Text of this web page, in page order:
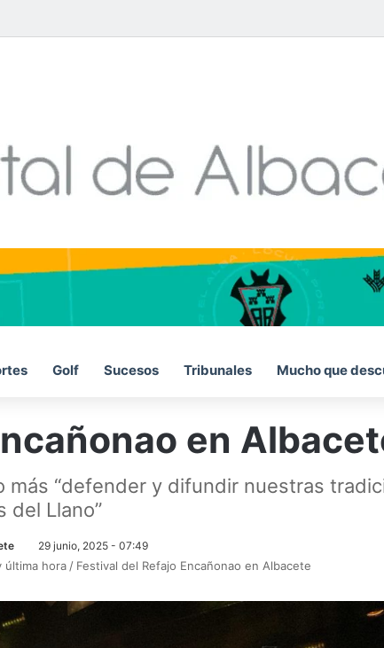
Golf Sucesos Tribunales Mucho que
en
más “defender y difundir nuestras
del Llano”
29 junio, 2025 - 07:49
última hora / Festival del Refajo Encañonao en Albacete